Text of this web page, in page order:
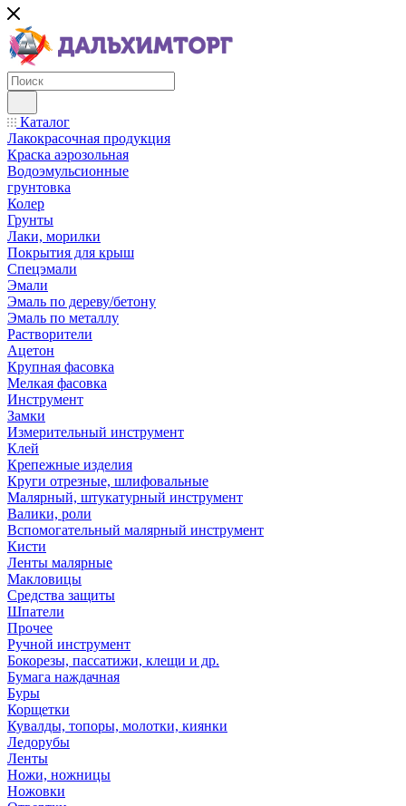
Каталог
Лакокрасочная продукция
Краска аэрозольная
Водоэмульсионные
грунтовка
Колер
Грунты
Лаки, морилки
Покрытия для крыш
Спецэмали
Эмали
Эмаль по дереву/бетону
Эмаль по металлу
Растворители
Ацетон
Крупная фасовка
Мелкая фасовка
Инструмент
Замки
Измерительный инструмент
Клей
Крепежные изделия
Круги отрезные, шлифовальные
Малярный, штукатурный инструмент
Валики, роли
Вспомогательный малярный инструмент
Кисти
Ленты малярные
Макловицы
Средства защиты
Шпатели
Прочее
Ручной инструмент
Бокорезы, пассатижи, клещи и др.
Бумага наждачная
Буры
Корщетки
Кувалды, топоры, молотки, киянки
Ледорубы
Ленты
Ножи, ножницы
Ножовки